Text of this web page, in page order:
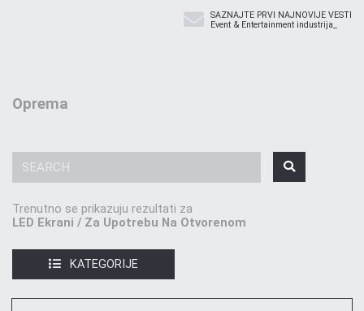
SAZNAJTE PRVI NAJNOVIJE VESTI
Event & Entertainment industrija_
Oprema
Trenutno se prikazuju rezultati za
LED Ekrani / Za Upotrebu Na Otvorenom
KATEGORIJE